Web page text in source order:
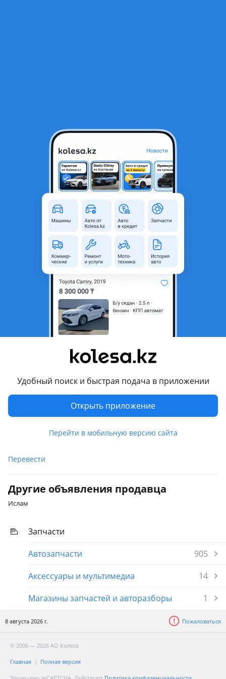
Удобный поиск и быстрая подача в приложении
Открыть приложение
Перейти в мобильную версию сайта
Решетка радиатора Kia Soluto 25-н. В
Алматы, Алматинская
область
Новая
Код запчасти
86350H7010
Возможна рассрочка или
Да
Комментарий продавца
Решетка радиатора Kia Soluto 25-н. В
Оригинальный артикул: 86350H7010
Дубликат
Производитель: OSKON
Возможна доставка по всему Казахстану.
При покупке на сумму свыше 30.000 тенге доставка по
Перевести
Другие объявления продавца
Ислам
Запчасти
Автозапчасти
905
Аксессуары и мультимедиа
14
Магазины запчастей и авторазборы
1
8 августа 2026 г. Пожаловаться
© 2006 — 2026 АО Колеса
Главная Полная версия